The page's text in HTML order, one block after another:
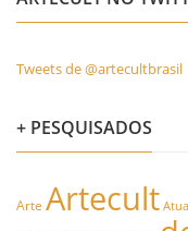
Tweets de @artecultbrasil
+ PESQUISADOS
Arte Artecult